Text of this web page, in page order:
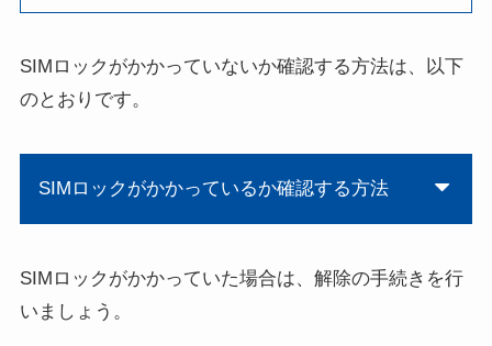
SIMロックがかかっていないか確認する方法は、以下
のとおりです。
SIMロックがかかっているか確認する方法
SIMロックがかかっていた場合は、解除の手続きを行
いましょう。